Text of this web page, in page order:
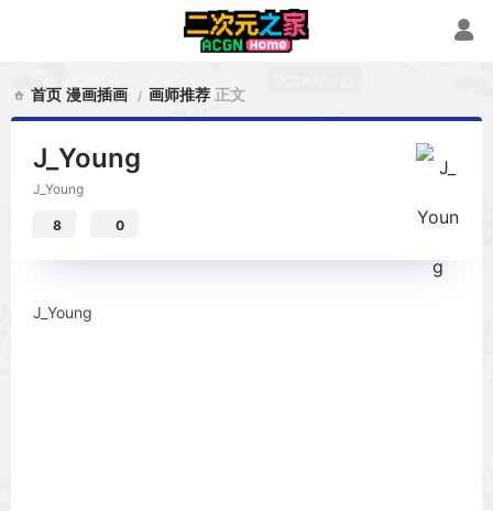
首页 漫画插画 画师推荐 正文
J_Young
J_Young
8 0
J_Young